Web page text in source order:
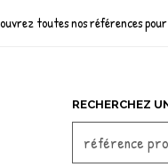
toutes nos références
RECHERCHEZ